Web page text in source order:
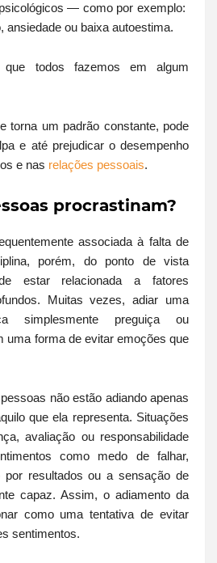
— como por exemplo:
ansiedade ou baixa autoestima.
que todos fazemos em algum
torna um padrão constante, pode
e até prejudicar o desempenho
e nas relações pessoais.
procrastinam?
associada à falta de
porém, do ponto de vista
estar relacionada a fatores
Muitas vezes, adiar uma
simplesmente preguiça ou
uma forma de evitar emoções que
não estão adiando apenas
que ela representa. Situações
avaliação ou responsabilidade
como medo de falhar,
por resultados ou a sensação de
capaz. Assim, o adiamento da
como uma tentativa de evitar
sentimentos.